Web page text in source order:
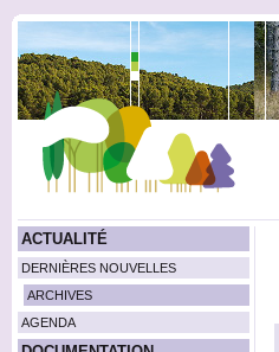
ACTUALITÉ
DERNIÈRES NOUVELLES
ARCHIVES
AGENDA